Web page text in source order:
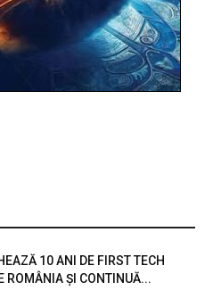
10 ANI DE FIRST TECH
ROMÂNIA ȘI CONTINUĂ...